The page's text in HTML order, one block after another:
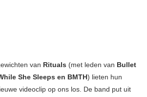
van Rituals (met leden van Bullet
She Sleeps en BMTH) lieten hun
videoclip op ons los. De band put uit